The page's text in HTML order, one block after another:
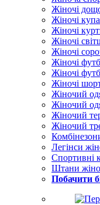
Жіночі
Жіночі
Жіночі
Жіночі
Жіночі
Жіночі
Жіночі
Жіночі
Жіночий
Жіночий
Жіночий
Жіночий
Легінси
Спортивні
Штани
Побачити